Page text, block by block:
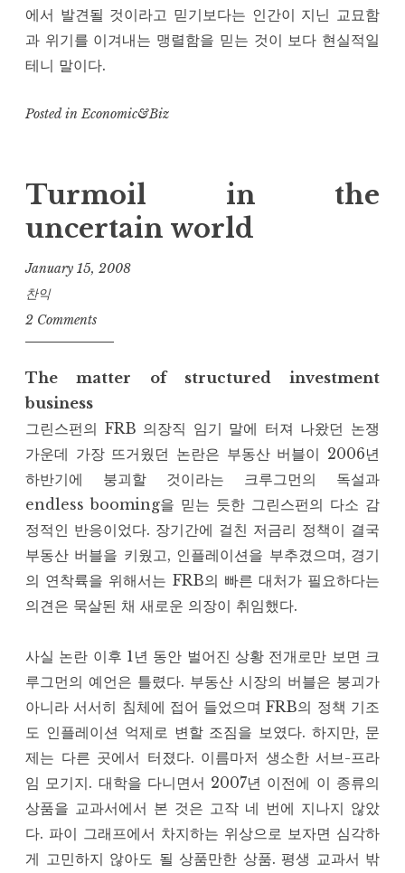
에서 발견될 것이라고 믿기보다는 인간이 지닌 교묘함
과 위기를 이겨내는 맹렬함을 믿는 것이 보다 현실적일
테니 말이다.
Posted in Economic&Biz
Turmoil in the
uncertain world
January 15, 2008
찬익
2 Comments
The matter of structured investment
business
그린스펀의 FRB 의장직 임기 말에 터져 나왔던 논쟁
가운데 가장 뜨거웠던 논란은 부동산 버블이 2006년
하반기에 붕괴할 것이라는 크루그먼의 독설과
endless booming을 믿는 듯한 그린스펀의 다소 감
정적인 반응이었다. 장기간에 걸친 저금리 정책이 결국
부동산 버블을 키웠고, 인플레이션을 부추겼으며, 경기
의 연착륙을 위해서는 FRB의 빠른 대처가 필요하다는
의견은 묵살된 채 새로운 의장이 취임했다.
사실 논란 이후 1년 동안 벌어진 상황 전개로만 보면 크
루그먼의 예언은 틀렸다. 부동산 시장의 버블은 붕괴가
아니라 서서히 침체에 접어 들었으며 FRB의 정책 기조
도 인플레이션 억제로 변할 조짐을 보였다. 하지만, 문
제는 다른 곳에서 터졌다. 이름마저 생소한 서브-프라
임 모기지. 대학을 다니면서 2007년 이전에 이 종류의
상품을 교과서에서 본 것은 고작 네 번에 지나지 않았
다. 파이 그래프에서 차지하는 위상으로 보자면 심각하
게 고민하지 않아도 될 상품만한 상품. 평생 교과서 밖